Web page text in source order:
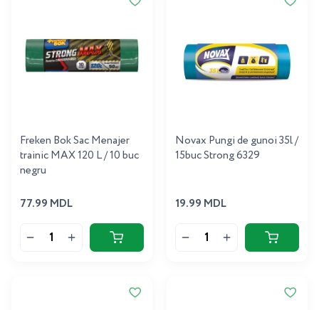
Freken Bok Sac Menajer
trainic MAX 120 L / 10 buc
negru
77.99 MDL
Novax Pungi de gunoi 35l /
15buc Strong 6329
19.99 MDL